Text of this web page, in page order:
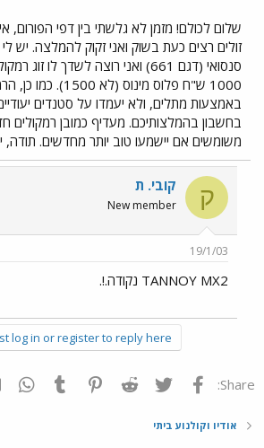
שלום לכולם! מזמן לא גלשתי בין דפי הפורום,
זולים רצים כעת בשוק ואני זקוק להמלצה. יש
סנסואי (דגם 661) ואני רוצה לשדך לו
1000 ש"ח פלוס מינוס
באמצעות מתלים, ולא יעמדו על סטנדים
בחשבון בהמלצותיכם. מעדיף כמובן
משומשים אם יישמעו טוב יותר מחדשים. תודה,
ק קובי. ת
New member
19/1/03
TANNOY MX2 נקודה.!.
log in or register to reply here.
Share: פייסבוק Twitter
Reddit
Pinterest
Tumblr
אודיו וקולנוע ביתי